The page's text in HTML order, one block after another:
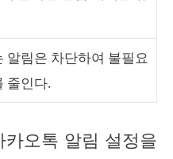
알림은 차단하여 불필요
줄인다.
오톡 알림 설정을